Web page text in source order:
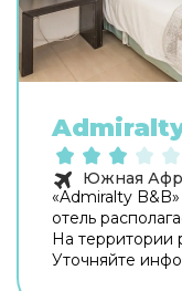
Южная
«Admiralty
отель
На территории
Уточняйте